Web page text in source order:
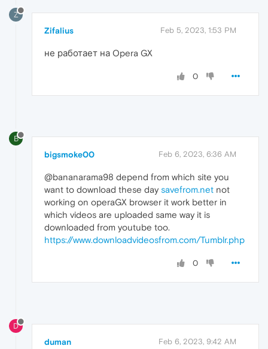
Z
Zifalius Feb 5, 2023, 1:53 PM
не работает на Opera GX
0
B
bigsmoke00 Feb 6, 2023, 6:36 AM
@bananarama98 depend from which site you
want to download these day savefrom.net not
working on operaGX browser it work better in
which videos are uploaded same way it is
downloaded from youtube too.
https://www.downloadvideosfrom.com/Tumblr.php
0
D
duman Feb 6, 2023, 9:42 AM